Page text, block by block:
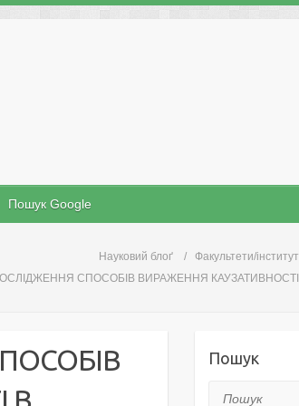
Пошук Google
Науковий блоґ Факультети/
СПОСОБІВ ВИРАЖЕННЯ КАУЗАТИВНОСТІ
Пошук
Пошук